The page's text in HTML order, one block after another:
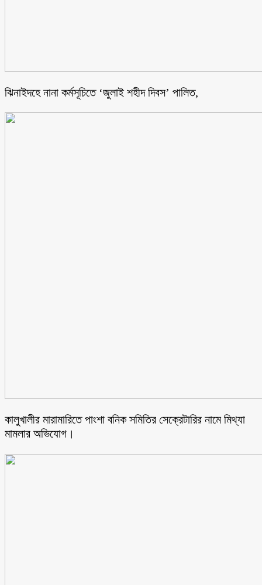
ঝিনাইদহে নানা কর্মসূচিতে ‘জুলাই শহীদ দিবস’ পালিত,
কালুখালীর মারামারিতে পাংশা বনিক সমিতির সেক্রেটারির নামে মিথ্যা
মামলার অভিযোগ।